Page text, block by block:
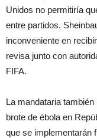
Unidos no permitiría
entre partidos.
inconveniente en
revisa junto con
FIFA.
La mandataria
brote de ébola en
que se implementarán